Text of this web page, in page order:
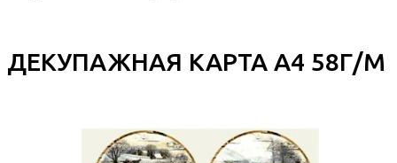
ДЕКУПАЖНАЯ КАРТА А4 58Г/М